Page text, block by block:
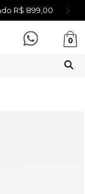
R$ 899,00
0